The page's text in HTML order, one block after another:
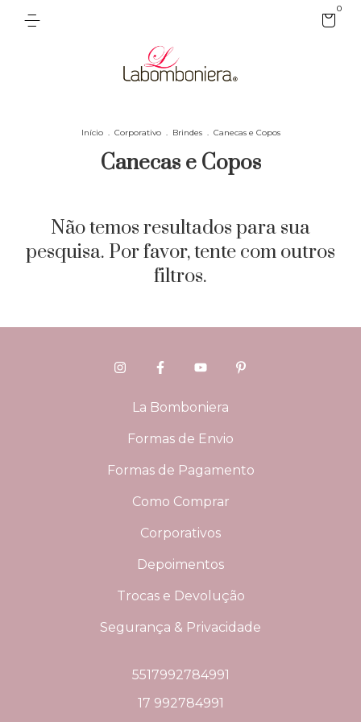
0
Início . Corporativo . Brindes . Canecas e Copos
Canecas e Copos
Não temos resultados para sua
pesquisa. Por favor, tente com outros
filtros.
La Bomboniera
Formas de Envio
Formas de Pagamento
Como Comprar
Corporativos
Depoimentos
Trocas e Devolução
Segurança & Privacidade
5517992784991
17 992784991